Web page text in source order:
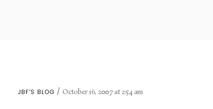
JBF'S BLOG October 16, 2007 at 2:54 am